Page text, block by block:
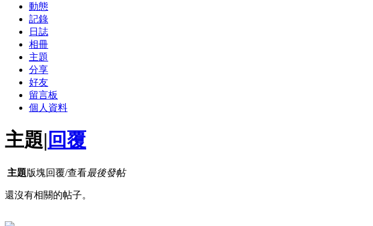
動態
記錄
日誌
相冊
主題
分享
好友
留言板
個人資料
主題| 回覆
主題版塊回覆/查看最後發帖
還沒有相關的帖子。